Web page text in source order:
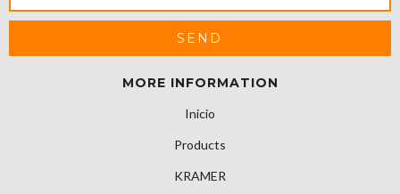
MORE INFORMATION
Inicio
Products
KRAMER